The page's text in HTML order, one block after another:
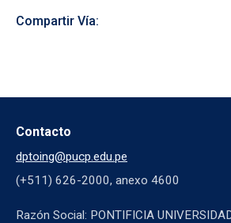
Compartir Vía:
Contacto
dptoing@pucp.edu.pe
(+511) 626-2000, anexo 4600
Razón Social: PONTIFICIA